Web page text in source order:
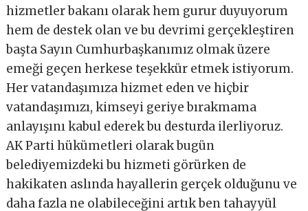
hizmetler bakanı olarak hem gurur duyuyorum
hem de destek olan ve bu devrimi gerçekleştiren
başta Sayın Cumhurbaşkanımız olmak üzere
emeği geçen herkese teşekkür etmek istiyorum.
Her vatandaşımıza hizmet eden ve hiçbir
vatandaşımızı, kimseyi geriye bırakmama
anlayışını kabul ederek bu desturda ilerliyoruz.
AK Parti hükümetleri olarak bugün
belediyemizdeki bu hizmeti görürken de
hakikaten aslında hayallerin gerçek olduğunu ve
daha fazla ne olabileceğini artık ben tahayyül